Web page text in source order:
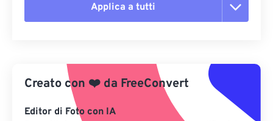
Applica a tutti
Applica da preimpostazione
Salva come predefinito
Creato con ❤️ da FreeConvert
Editor di Foto con IA